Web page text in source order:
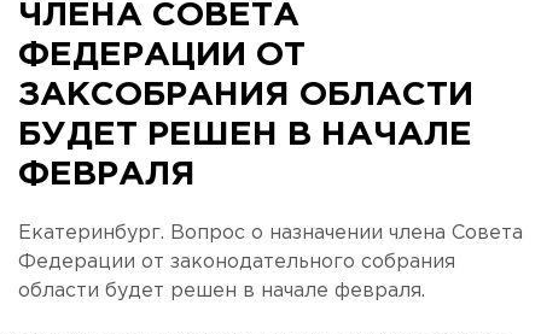
ЧЛЕНА СОВЕТА
ФЕДЕРАЦИИ ОТ
ЗАКСОБРАНИЯ ОБЛАСТИ
БУДЕТ РЕШЕН В НАЧАЛЕ
ФЕВРАЛЯ
Екатеринбург. Вопрос о назначении члена Совета
Федерации от законодательного собрания
области будет решен в начале февраля.